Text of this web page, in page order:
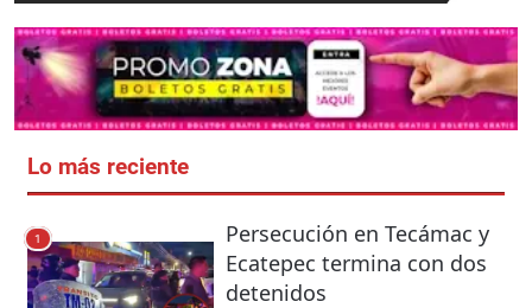
Lo más reciente
1
Persecución en Tecámac y
Ecatepec termina con dos
detenidos